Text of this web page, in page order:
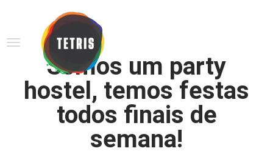
Somos um party
hostel, temos festas
todos finais de
semana!